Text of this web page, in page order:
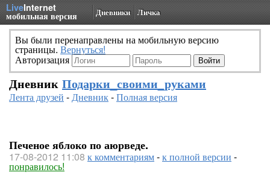
LiveInternet
мобильная версия Дневники Личка
Вы были перенаправлены на мобильную версию
страницы. Вернуться!
Авторизация
Дневник Подарки_своими_руками
Лента друзей -Дневник-Полная версия
Печеное яблоко по аюрведе.
17-08-2012 11:08 к комментариям-к полной версии -
понравилось!